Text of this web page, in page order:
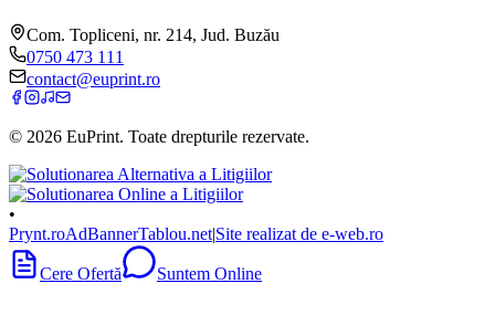
Com. Topliceni, nr. 214, Jud. Buzău
0750 473 111
contact@euprint.ro
© 2026 EuPrint. Toate drepturile rezervate.
•
Prynt.roAdBannerTablou.net|Site realizat de e-web.ro
Cere Ofertă Suntem Online